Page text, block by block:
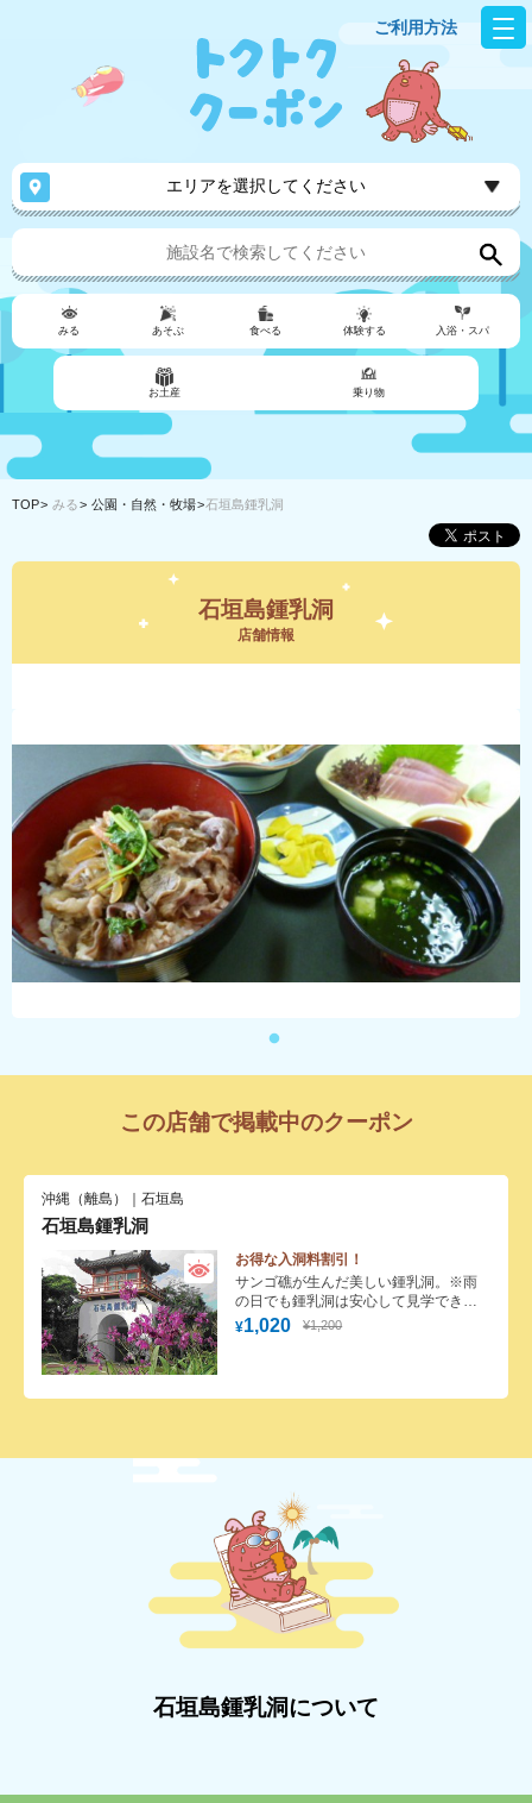
ご利用方法
エリアを選択してください
みる あそぶ 食べる 体験する 入浴・スパ
お土産 乗り物
TOP みる 公園・自然・牧場 石垣島鍾乳洞
石垣島鍾乳洞
店舗情報
この店舗で掲載中のクーポン
沖縄（離島）｜石垣島
石垣島鍾乳洞
お得な入洞料割引！
¥1,020 ¥1,200
サンゴ礁が生んだ美しい鍾乳洞。※雨
の日でも鍾乳洞は安心して見学できま
す。
石垣島鍾乳洞について